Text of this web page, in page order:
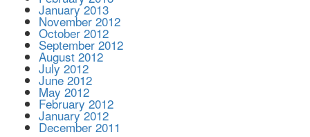
January 2013
November 2012
October 2012
September 2012
August 2012
July 2012
June 2012
May 2012
February 2012
January 2012
December 2011